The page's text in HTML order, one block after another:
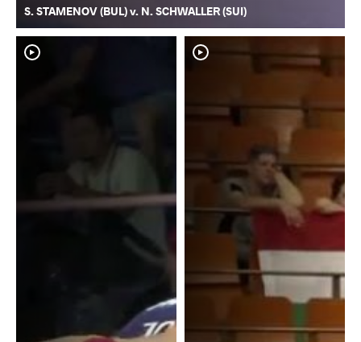
S. STAMENOV (BUL) v. N. SCHWALLER (SUI)